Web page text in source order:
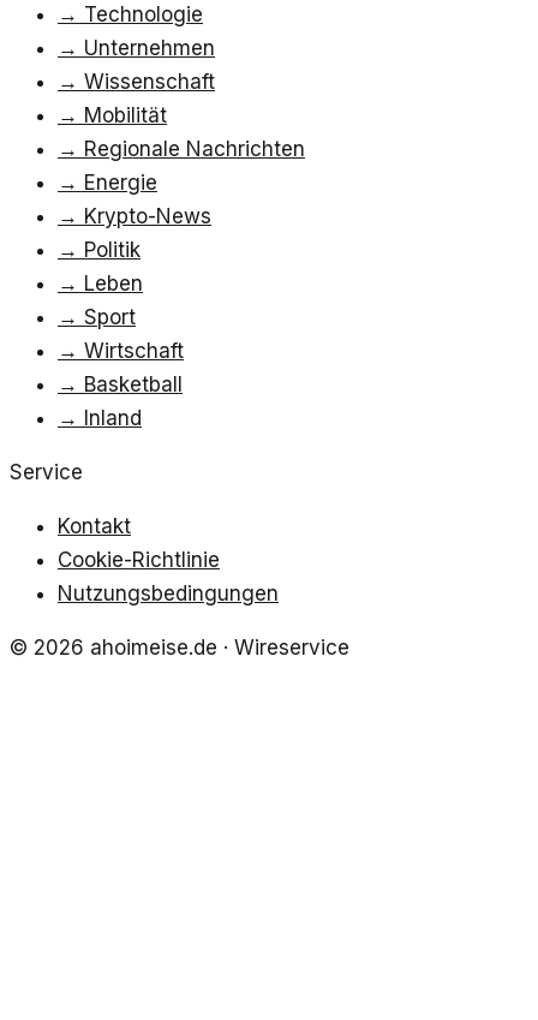
→ Technologie
→ Unternehmen
→ Wissenschaft
→ Mobilität
→ Regionale Nachrichten
→ Energie
→ Krypto-News
→ Politik
→ Leben
→ Sport
→ Wirtschaft
→ Basketball
→ Inland
Service
Kontakt
Cookie-Richtlinie
Nutzungsbedingungen
© 2026 ahoimeise.de · Wireservice